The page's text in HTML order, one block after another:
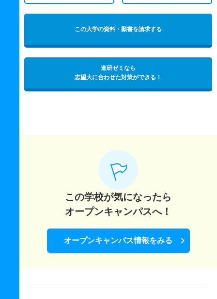
この大学の資料・願書を請求する
進研ゼミなら
志望大に合わせた対策ができる！
この学校が気になったら
オープンキャンパスへ！
オープンキャンパス情報をみる